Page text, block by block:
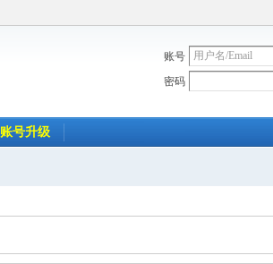
账号
密码
账号升级